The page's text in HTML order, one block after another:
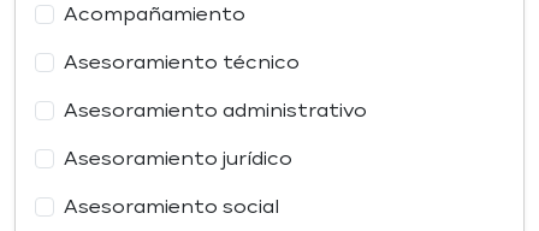
Acompañamiento
Asesoramiento técnico
Asesoramiento administrativo
Asesoramiento jurídico
Asesoramiento social